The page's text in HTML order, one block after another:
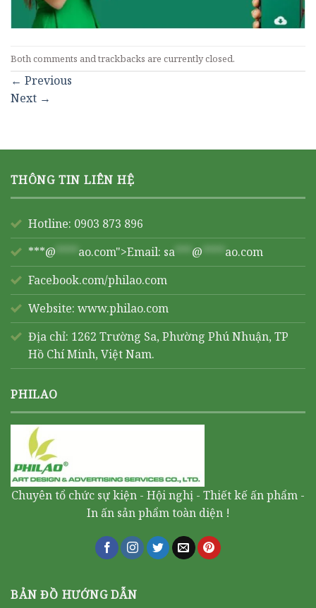
Both comments and trackbacks are currently closed.
← Previous
Next →
THÔNG TIN LIÊN HỆ
Hotline: 0903 873 896
***@ **** ao.com">Email: sa *** @ **** ao.com
Facebook.com/philao.com
Website: www.philao.com
Địa chỉ: 1262 Trường Sa, Phường Phú Nhuận, TP
Hồ Chí Minh, Việt Nam.
PHILAO
Chuyên tổ chức sự kiện - Hội nghị - Thiết kế ấn phẩm -
In ấn sản phẩm toàn diện !
BẢN ĐỒ HƯỚNG DẪN